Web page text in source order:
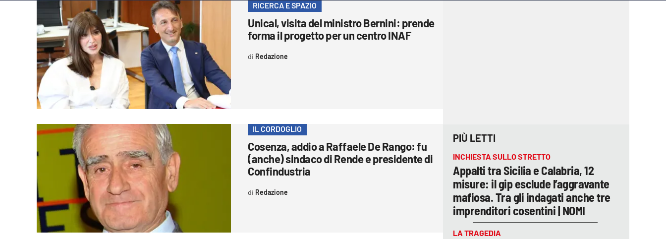
catanzarochannel.it
lacapitalenews.it
Vai
RICERCA E SPAZIO
Unical, visita del ministro Bernini: prende
forma il progetto per un centro INAF
Redazione
IL CORDOGLIO
Cosenza, addio a Raffaele De Rango: fu
(anche) sindaco di Rende e presidente di
Confindustria
Redazione
PIÙ LETTI
INCHIESTA SULLO STRETTO
Appalti tra Sicilia e Calabria, 12
misure: il gip esclude l’aggravante
mafiosa. Tra gli indagati anche tre
imprenditori cosentini | NOMI
LA TRAGEDIA